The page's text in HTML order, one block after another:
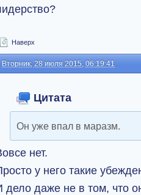
Наверх
Вторник, 28 июля 2015, 06:19:41
Цитата
Он уже впал в маразм.
нет.
у него такие
дело даже не в том, что